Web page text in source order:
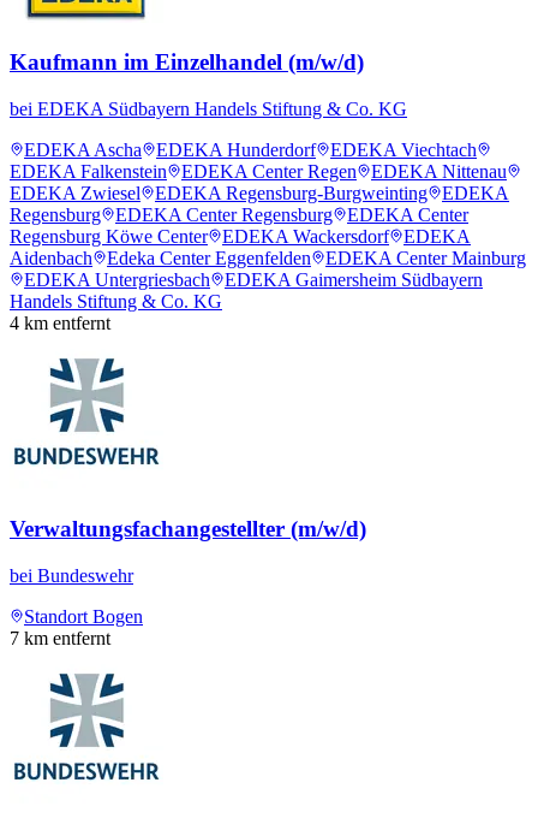
Kaufmann im Einzelhandel (m/w/d)
bei EDEKA Südbayern Handels Stiftung & Co. KG
EDEKA Ascha
EDEKA Hunderdorf
EDEKA Viechtach
EDEKA Falkenstein
EDEKA Center Regen
EDEKA Nittenau
EDEKA Zwiesel
EDEKA Regensburg-Burgweinting
EDEKA
Regensburg
EDEKA Center Regensburg
EDEKA Center
Regensburg Köwe Center
EDEKA Wackersdorf
EDEKA
Aidenbach
Edeka Center Eggenfelden
EDEKA Center Mainburg
EDEKA Untergriesbach
EDEKA Gaimersheim Südbayern
Handels Stiftung & Co. KG
4 km entfernt
Verwaltungsfachangestellter (m/w/d)
bei Bundeswehr
Standort Bogen
7 km entfernt